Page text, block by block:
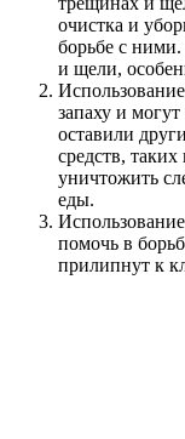
очистка и
борьбе с
и щели,
запаху и
оставили
средств,
уничтожить
еды.
помочь в
прилипнут к